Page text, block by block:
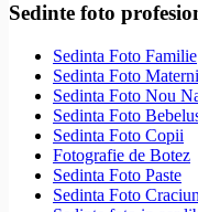
Sedinte foto
Sedinta Foto Familie
Sedinta Foto
Sedinta Foto Nou
Sedinta Foto
Sedinta Foto Copii
Fotografie de Botez
Sedinta Foto Paste
Sedinta Foto Craciun